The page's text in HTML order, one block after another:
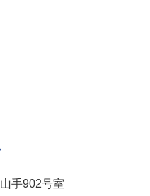
手902号室